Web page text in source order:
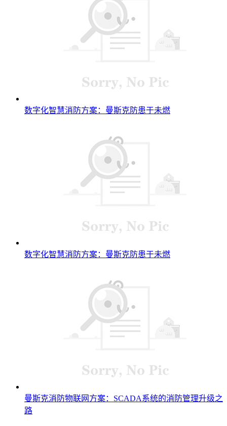
数字化智慧消防方案：曼斯克防患于未燃
数字化智慧消防方案：曼斯克防患于未燃
曼斯克消防物联网方案：SCADA系统的消防管理升级之
路